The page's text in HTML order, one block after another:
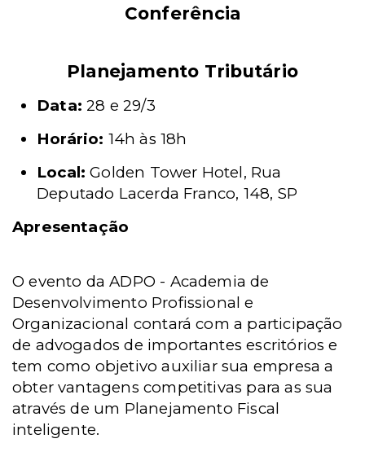
Conferência
Planejamento Tributário
Data: 28 e 29/3
Horário: 14h às 18h
Local: Golden Tower Hotel, Rua
Deputado Lacerda Franco, 148, SP
Apresentação
O evento daADPO - Academia de
Desenvolvimento Profissional e
Organizacional contará com a participação
de advogados de importantes escritórios e
tem como objetivo auxiliar sua empresa a
obter vantagens competitivas para as sua
através de um Planejamento Fiscal
inteligente.